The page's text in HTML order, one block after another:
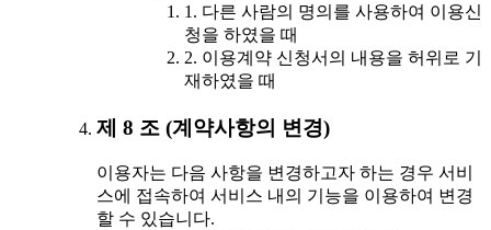
1. 다른 사람의 명의를 사용하여 이용신
청을 하였을 때
2. 이용계약 신청서의 내용을 허위로 기
재하였을 때
제 8 조 (계약사항의 변경)
이용자는 다음 사항을 변경하고자 하는 경우 서비
스에 접속하여 서비스 내의 기능을 이용하여 변경
할 수 있습니다.